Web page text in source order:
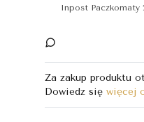
Inpost Paczkomaty
Za zakup produktu
Dowiedz się więcej